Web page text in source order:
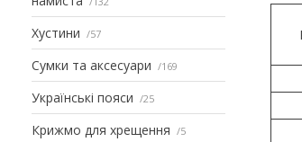
Хустини 57
Сумки та аксесуари 169
Українські пояси 25
Крижмо для хрещення 5